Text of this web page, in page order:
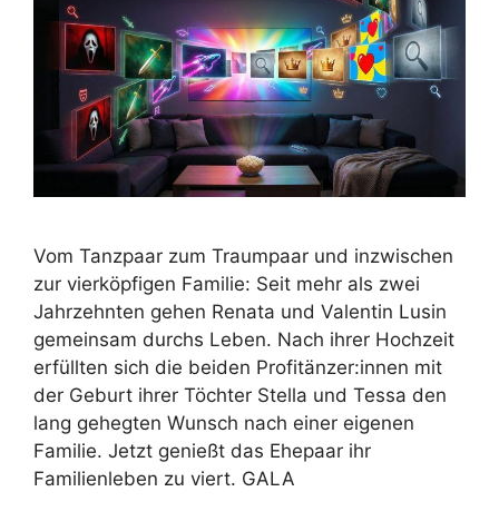
Vom Tanzpaar zum Traumpaar und inzwischen
zur vierköpfigen Familie: Seit mehr als zwei
Jahrzehnten gehen Renata und Valentin Lusin
gemeinsam durchs Leben. Nach ihrer Hochzeit
erfüllten sich die beiden Profitänzer:innen mit
der Geburt ihrer Töchter Stella und Tessa den
lang gehegten Wunsch nach einer eigenen
Familie. Jetzt genießt das Ehepaar ihr
Familienleben zu viert. GALA